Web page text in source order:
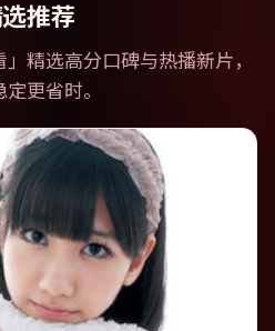
推荐
」精选高分口碑与热播新片，
更省时。